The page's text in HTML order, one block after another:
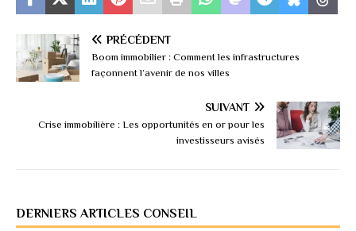
PRÉCÉDENT
Boom immobilier : Comment les infrastructures
façonnent l’avenir de nos villes
SUIVANT
Crise immobilière : Les opportunités en or pour les
investisseurs avisés
DERNIERS ARTICLES CONSEIL